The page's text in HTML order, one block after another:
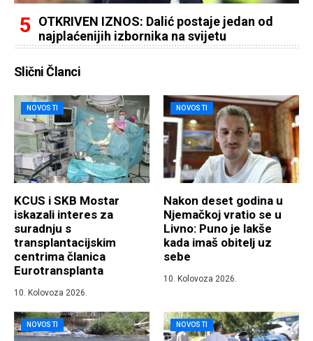
OTKRIVEN IZNOS: Dalić postaje jedan od
najplaćenijih izbornika na svijetu
Slični Članci
NOVOSTI
KCUS i SKB Mostar
iskazali interes za
suradnju s
transplantacijskim
centrima članica
Eurotransplanta
10. Kolovoza 2026.
NOVOSTI
Nakon deset godina u
Njemačkoj vratio se u
Livno: Puno je lakše
kada imaš obitelj uz
sebe
10. Kolovoza 2026.
NOVOSTI NOVOSTI